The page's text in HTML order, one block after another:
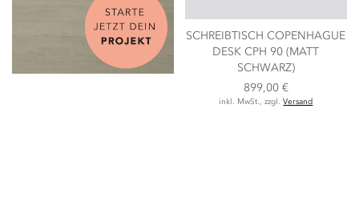
SCHREIBTISCH COPENHAGUE
DESK CPH 90 (MATT
SCHWARZ)
899,00 €
inkl. MwSt., zzgl.Versand